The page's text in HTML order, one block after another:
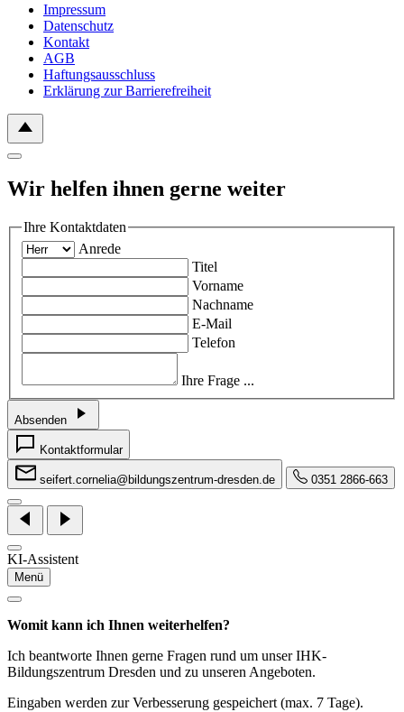
Impressum
Datenschutz
Kontakt
AGB
Haftungsausschluss
Erklärung zur Barrierefreiheit
Wir helfen ihnen gerne weiter
Ihre Kontaktdaten
Anrede
Titel
Vorname
Nachname
E-Mail
Telefon
Ihre Frage ...
Absenden
Kontaktformular
seifert.cornelia@bildungszentrum-dresden.de 0351 2866-663
KI-Assistent
Menü
Womit kann ich Ihnen weiterhelfen?
Ich beantworte Ihnen gerne Fragen rund um unser IHK-
Bildungszentrum Dresden und zu unseren Angeboten.
Eingaben werden zur Verbesserung gespeichert (max. 7 Tage).